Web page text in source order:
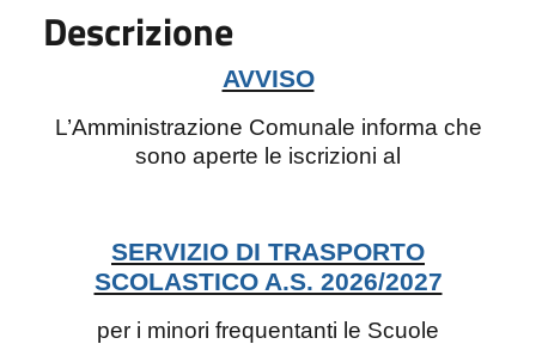
Descrizione
AVVISO
L’Amministrazione Comunale informa che
sono aperte le iscrizioni al
SERVIZIO DI TRASPORTO
SCOLASTICO A.S. 2026/2027
per i minori frequentanti le Scuole